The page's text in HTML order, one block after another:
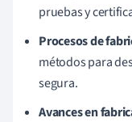
pruebas y
Procesos de
métodos para
segura.
Avances en